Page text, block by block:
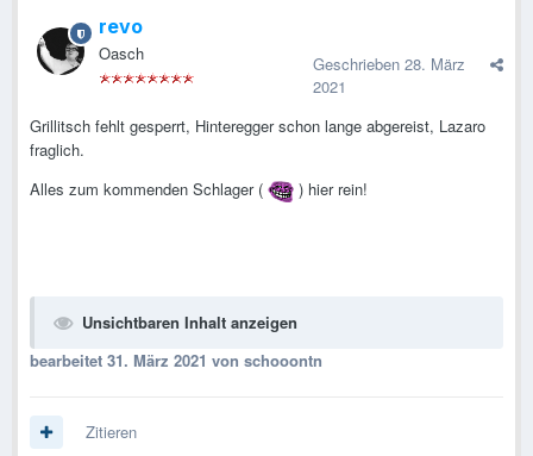
revo
Oasch Geschrieben 28. März
2021
Grillitsch fehlt gesperrt, Hinteregger schon lange abgereist, Lazaro
fraglich.
Alles zum kommenden Schlager (
) hier rein!
Unsichtbaren Inhalt anzeigen
bearbeitet 31. März 2021 von schooontn
Zitieren